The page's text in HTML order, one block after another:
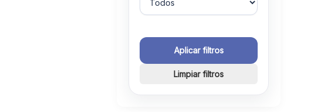
Aplicar filtros
Limpiar filtros